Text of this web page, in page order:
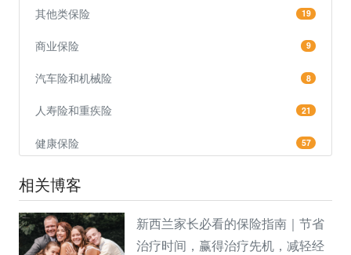
其他类保险 19
商业保险 9
汽车险和机械险 8
人寿险和重疾险 21
健康保险 57
相关博客
新西兰家长必看的保险指南｜节省
治疗时间，赢得治疗先机，减轻经